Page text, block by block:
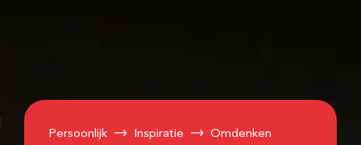
Persoonlijk Inspiratie
Omdenken